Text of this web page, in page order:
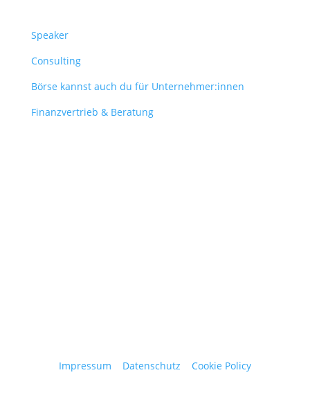
Speaker
Consulting
Börse kannst auch du für Unternehmer:innen
Finanzvertrieb & Beratung
Impressum Datenschutz Cookie Policy